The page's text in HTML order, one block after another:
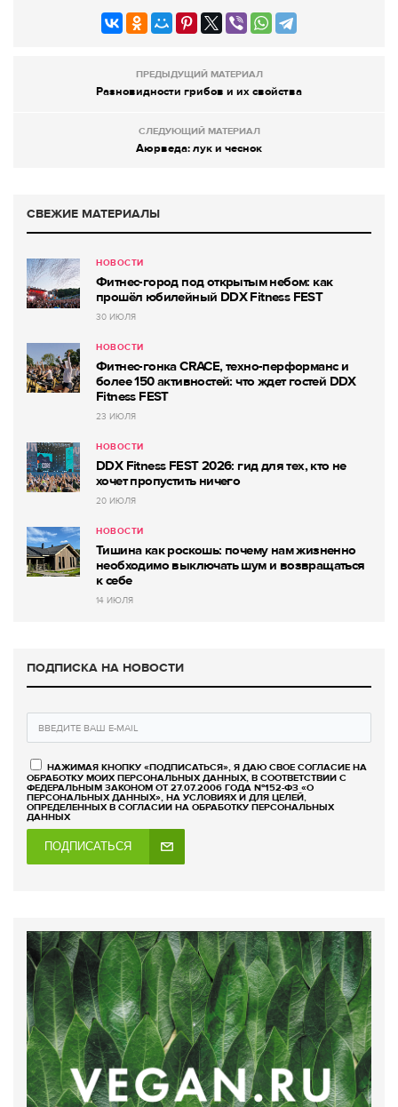
ПРЕДЫДУЩИЙ МАТЕРИАЛ
Разновидности грибов и их свойства
СЛЕДУЮЩИЙ МАТЕРИАЛ
Аюрведа: лук и чеснок
СВЕЖИЕ МАТЕРИАЛЫ
НОВОСТИ
Фитнес-город под открытым небом: как
прошёл юбилейный DDX Fitness FEST
30 ИЮЛЯ
НОВОСТИ
Фитнес-гонка CRACE, техно-перформанс и
более 150 активностей: что ждет гостей DDX
Fitness FEST
23 ИЮЛЯ
НОВОСТИ
DDX Fitness FEST 2026: гид для тех, кто не
хочет пропустить ничего
20 ИЮЛЯ
НОВОСТИ
Тишина как роскошь: почему нам жизненно
необходимо выключать шум и возвращаться
к себе
14 ИЮЛЯ
ПОДПИСКА НА НОВОСТИ
НАЖИМАЯ КНОПКУ «ПОДПИСАТЬСЯ», Я ДАЮ СВОЕ СОГЛАСИЕ НА
ОБРАБОТКУ МОИХ ПЕРСОНАЛЬНЫХ ДАННЫХ, В СООТВЕТСТВИИ С
ФЕДЕРАЛЬНЫМ ЗАКОНОМ ОТ 27.07.2006 ГОДА №152-ФЗ «О
ПЕРСОНАЛЬНЫХ ДАННЫХ», НА УСЛОВИЯХ И ДЛЯ ЦЕЛЕЙ,
ОПРЕДЕЛЕННЫХ В СОГЛАСИИ НА ОБРАБОТКУ ПЕРСОНАЛЬНЫХ
ДАННЫХ
ПОДПИСАТЬСЯ